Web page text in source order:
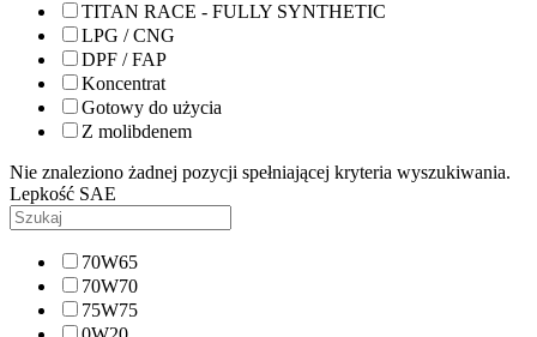
TITAN RACE - FULLY SYNTHETIC
LPG / CNG
DPF / FAP
Koncentrat
Gotowy do użycia
Z molibdenem
Nie znaleziono żadnej pozycji spełniającej kryteria wyszukiwania.
Lepkość SAE
70W65
70W70
75W75